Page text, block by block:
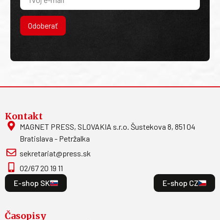
Odoberať
Kontakt
MAGNET PRESS, SLOVAKIA s.r.o. Šustekova 8, 851 04
Bratislava - Petržalka
sekretariat@press.sk
02/67 20 19 11
E-shop SK
E-shop CZ
Časopisy